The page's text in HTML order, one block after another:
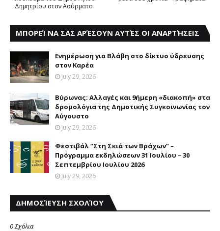
Δημητρίου στον Ασύρματο
ΜΠΟΡΕΊ ΝΑ ΣΑΣ ΑΡΈΣΟΥΝ ΑΥΤΈΣ ΟΙ ΑΝΑΡΤΉΣΕΙΣ
Eνημέρωση για Bλάβη στο δίκτυο ύδρευσης
στον Kαρέα
July 29, 2026
Βύρωνας: Αλλαγές και 9ήμερη «διακοπή» στα
δρομολόγια της Δημοτικής Συγκοινωνίας τον
Αύγουστο
July 29, 2026
Φεστιβάλ “Στη Σκιά των Βράχων” –
Πρόγραμμα εκδηλώσεων 31 Ιουλίου – 30
Σεπτεμβρίου Ιουλίου 2026
July 29, 2026
ΔΗΜΟΣΊΕΥΣΗ ΣΧΟΛΊΟΥ
0 Σχόλια